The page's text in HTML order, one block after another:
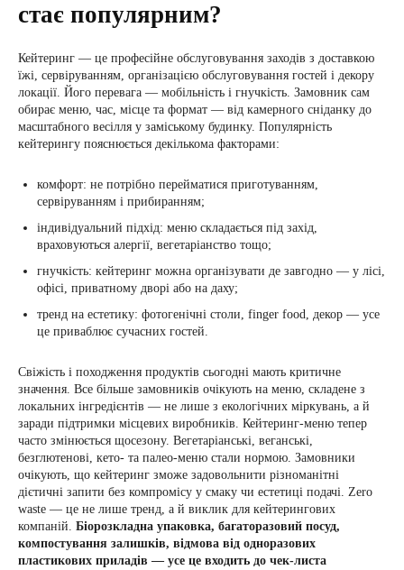
стає популярним?
Кейтеринг — це професійне обслуговування заходів з доставкою
їжі, сервіруванням, організацією обслуговування гостей і декору
локації. Його перевага — мобільність і гнучкість. Замовник сам
обирає меню, час, місце та формат — від камерного сніданку до
масштабного весілля у заміському будинку. Популярність
кейтерингу пояснюється декількома факторами:
комфорт: не потрібно перейматися приготуванням,
сервіруванням і прибиранням;
індивідуальний підхід: меню складається під захід,
враховуються алергії, вегетаріанство тощо;
гнучкість: кейтеринг можна організувати де завгодно — у лісі,
офісі, приватному дворі або на даху;
тренд на естетику: фотогенічні столи, finger food, декор — усе
це приваблює сучасних гостей.
Свіжість і походження продуктів сьогодні мають критичне
значення. Все більше замовників очікують на меню, складене з
локальних інгредієнтів — не лише з екологічних міркувань, а й
заради підтримки місцевих виробників. Кейтеринг-меню тепер
часто змінюється щосезону. Вегетаріанські, веганські,
безглютенові, кето- та палео-меню стали нормою. Замовники
очікують, що кейтеринг зможе задовольнити різноманітні
дієтичні запити без компромісу у смаку чи естетиці подачі. Zero
waste — це не лише тренд, а й виклик для кейтерингових
компаній. Біорозкладна упаковка, багаторазовий посуд,
компостування залишків, відмова від одноразових
пластикових приладів — усе це входить до чек-листа